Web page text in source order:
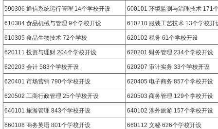
590306 通信系统运行管理 14个学校开设 600101 环境监测与治理技术 171
610304 食品机械与管理 9个学校开设 610210 服装工艺技术 13个学校开
610305 食品生物技术 72个学校 620102 税务 61个学校开设
620111 投资与理财 204个学校开设 620201 财务管理 234个学校开设
620203 会计 583个学校开设 620207 审计实务 33个学校开设
620401 市场营销 790个学校开设 620405 电子商务 857个学校开设
620502 工商行政管理 25个学校开设 620503 商务管理 129个学校开设
640101 旅游管理 843个学校开设 640102 涉外旅游 157个学校开设
660108 商务英语 801个学校开设 660112 文秘 626个学校开设